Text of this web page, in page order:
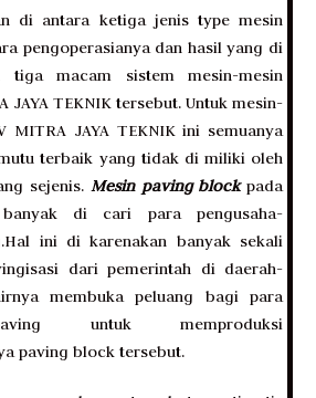
di antara ketiga jenis type mesin
pengoperasianya dan hasil yang di
tiga macam sistem mesin-mesin
JAYA TEKNIK tersebut. Untuk mesin-
MITRA JAYA TEKNIK ini semuanya
terbaik yang tidak di miliki oleh
sejenis. Mesin paving blockpada
di cari para pengusaha-
ini di karenakan banyak sekali
dari pemerintah di daerah-
membuka peluang bagi para
untuk memproduksi
paving block tersebut.